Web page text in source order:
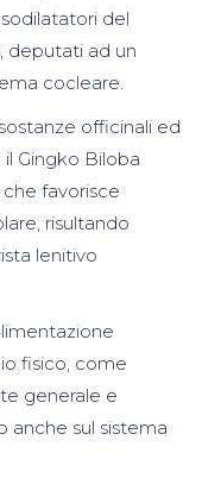
del
deputati ad un
cocleare.
officinali ed
Gingko Biloba
che favorisce
risultando
lenitivo
fisico, come
generale e
anche sul sistema